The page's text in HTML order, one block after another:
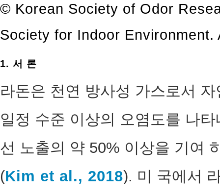
© Korean Society of Odor
Society for Indoor
1. 서 론
라돈은 천연 방사성 가스로서
일정 수준 이상의 오염도를 나
선 노출의 약 50% 이상을 기여
(Kim et al., 2018). 미 국에서